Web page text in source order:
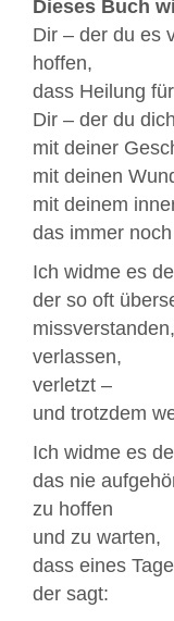
Dieses Buch
Dir – der du es
hoffen,
dass Heilung
Dir – der du
mit deiner
mit deinen
mit deinem
das immer
Ich widme es
der so oft
missverstanden,
verlassen,
verletzt –
und trotzdem
Ich widme es
das nie
zu hoffen
und zu warten,
dass eines
der sagt: